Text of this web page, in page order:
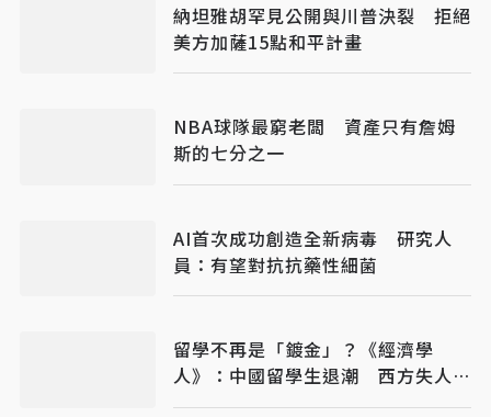
納坦雅胡罕見公開與川普決裂 拒絕
美方加薩15點和平計畫
NBA球隊最窮老闆 資產只有詹姆
斯的七分之一
AI首次成功創造全新病毒 研究人
員：有望對抗抗藥性細菌
留學不再是「鍍金」？《經濟學
人》：中國留學生退潮 西方失人
才、中國也恐吃虧